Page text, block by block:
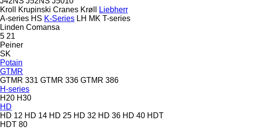
Kroll
Krupinski Cranes Krøll
Liebherr
A-series HS K-Series LH MK T-series
Linden Comansa
5 21
Peiner
SK
Potain
GTMR
GTMR 331 GTMR 336 GTMR 386
H-series
H20 H30
HD
HD 12 HD 14 HD 25 HD 32 HD 36 HD 40 HDT
HDT 80